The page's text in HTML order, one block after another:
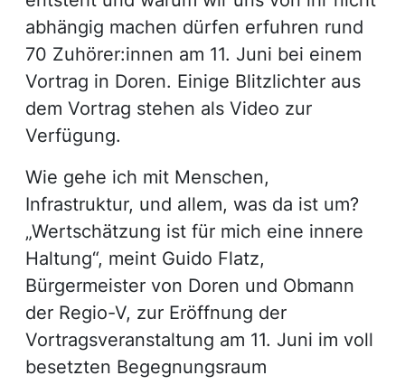
abhängig machen dürfen erfuhren rund
70 Zuhörer:innen am 11. Juni bei einem
Vortrag in Doren. Einige Blitzlichter aus
dem Vortrag stehen als Video zur
Verfügung.
Wie gehe ich mit Menschen,
Infrastruktur, und allem, was da ist um?
„Wertschätzung ist für mich eine innere
Haltung“, meint Guido Flatz,
Bürgermeister von Doren und Obmann
der Regio-V, zur Eröffnung der
Vortragsveranstaltung am 11. Juni im voll
besetzten Begegnungsraum